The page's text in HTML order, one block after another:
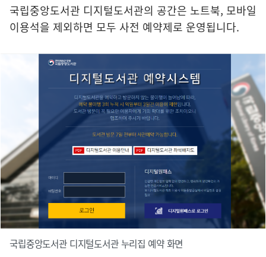
국립중앙도서관 디지털도서관의 공간은 노트북, 모바일
이용석을 제외하면 모두 사전 예약제로 운영됩니다.
국립중앙도서관 디지털도서관 누리집 예약 화면